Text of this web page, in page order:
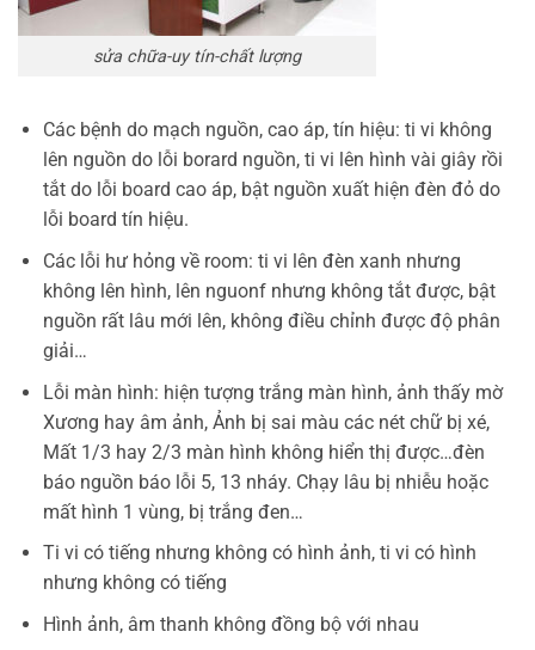
sửa chữa-uy tín-chất lượng
Các bệnh do mạch nguồn, cao áp, tín hiệu: ti vi không
lên nguồn do lỗi borard nguồn, ti vi lên hình vài giây rồi
tắt do lỗi board cao áp, bật nguồn xuất hiện đèn đỏ do
lỗi board tín hiệu.
Các lỗi hư hỏng về room: ti vi lên đèn xanh nhưng
không lên hình, lên nguonf nhưng không tắt được, bật
nguồn rất lâu mới lên, không điều chỉnh được độ phân
giải…
Lỗi màn hình: hiện tượng trắng màn hình, ảnh thấy mờ
Xương hay âm ảnh, Ảnh bị sai màu các nét chữ bị xé,
Mất 1/3 hay 2/3 màn hình không hiển thị được…đèn
báo nguồn báo lỗi 5, 13 nháy. Chạy lâu bị nhiễu hoặc
mất hình 1 vùng, bị trắng đen…
Ti vi có tiếng nhưng không có hình ảnh, ti vi có hình
nhưng không có tiếng
Hình ảnh, âm thanh không đồng bộ với nhau